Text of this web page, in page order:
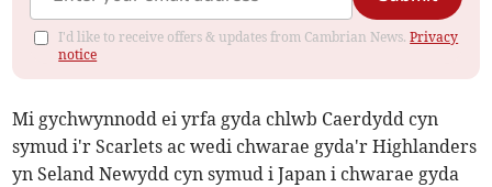
I'd like to receive offers & updates from Cambrian News.Privacy
notice
Mi gychwynnodd ei yrfa gyda chlwb Caerdydd cyn
symud i'r Scarlets ac wedi chwarae gyda'r Highlanders
yn Seland Newydd cyn symud i Japan i chwarae gyda